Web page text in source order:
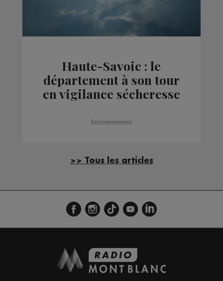
Haute-Savoie : le
département à son tour
en vigilance sécheresse
Environnement
>> Tous les articles